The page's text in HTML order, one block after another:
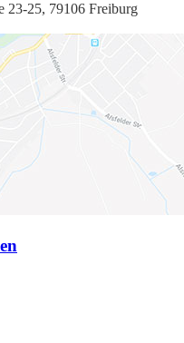
23-25, 79106 Freiburg